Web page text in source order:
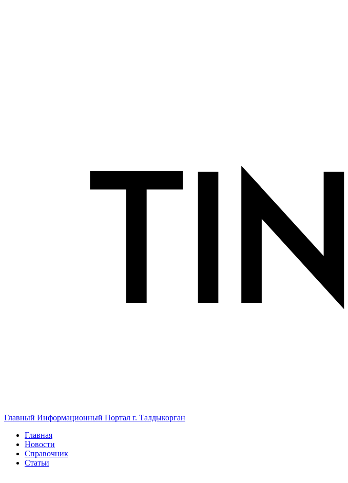
Главный Информационный Портал г. Талдыкорган
Главная
Новости
Справочник
Статьи